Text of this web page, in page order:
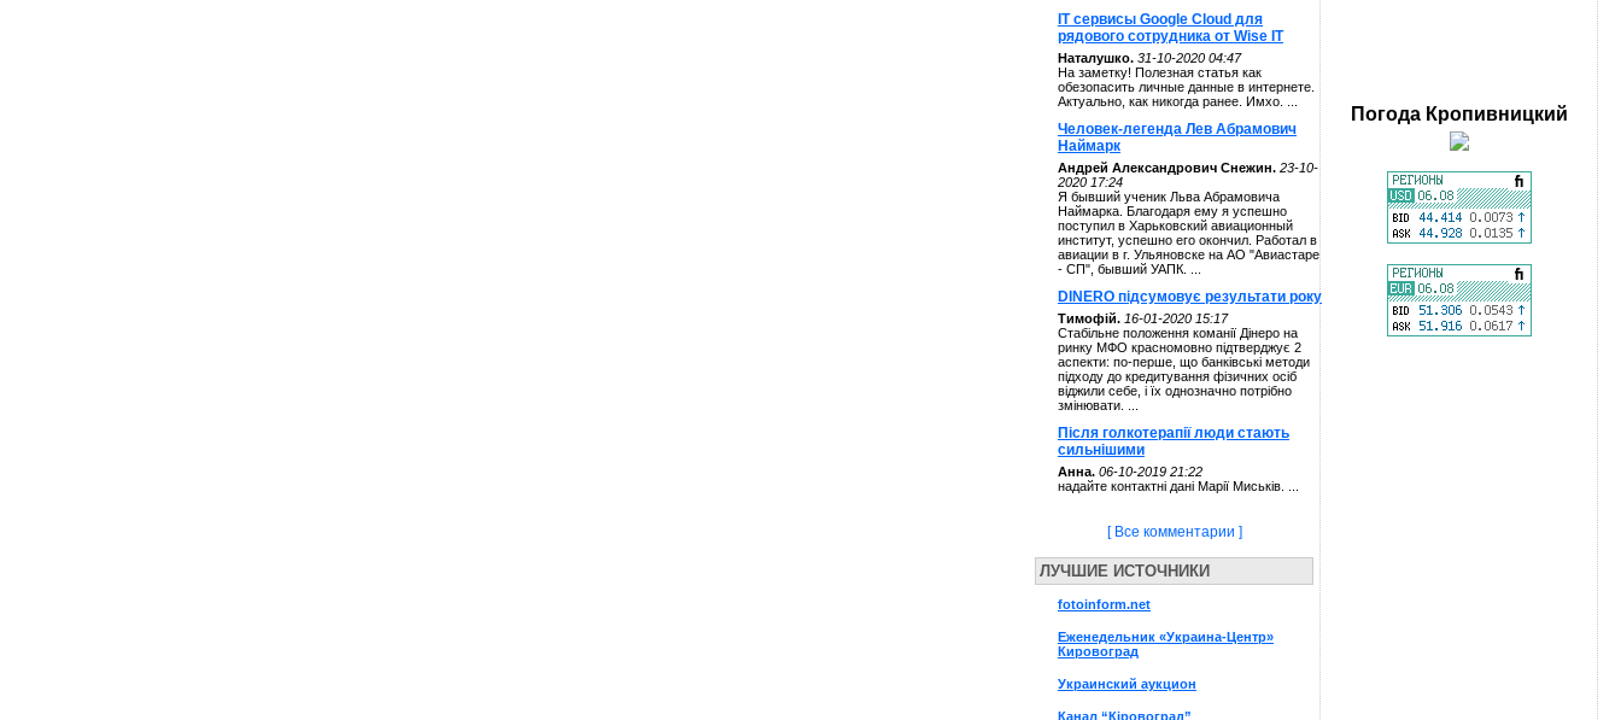
IT сервисы Google Cloud для
рядового сотрудника от Wise IT
Наталушко. 31-10-2020 04:47
На заметку! Полезная статья как
обезопасить личные данные в интернете.
Актуально, как никогда ранее. Имхо. ...
Человек-легенда Лев Абрамович
Наймарк
Андрей Александрович Снежин. 23-10-
2020 17:24
Я бывший ученик Льва Абрамовича
Наймарка. Благодаря ему я успешно
поступил в Харьковский авиационный
институт, успешно его окончил. Работал в
авиации в г. Ульяновске на АО "Авиастаре
- СП", бывший УАПК. ...
DINERO підсумовує результати року
Тимофій. 16-01-2020 15:17
Стабільне положення команії Дінеро на
ринку МФО красномовно підтверджує 2
аспекти: по-перше, що банківські методи
підходу до кредитування фізичних осіб
віджили себе, і їх однозначно потрібно
змінювати. ...
Після голкотерапії люди стають
сильнішими
Анна. 06-10-2019 21:22
надайте контактні дані Марії Миськів. ...
[ Все комментарии ]
ЛУЧШИЕ ИСТОЧНИКИ
fotoinform.net
Еженедельник «Украина-Центр»
Кировоград
Украинский аукцион
Канал “Кіровоград”
Погода Кропивницкий